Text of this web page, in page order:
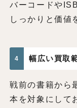
バーコードや
しっかりと価値
4 幅広い買取
戦前の書籍から
本を対象にして